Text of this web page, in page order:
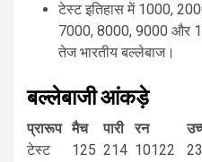
टेस्ट इतिहास में 1000,
7000, 8000, 9000 और
तेज भारतीय बल्लेबाज।
बल्लेबाजी आंकड़े
प्रारूप मैच पारी रन
टेस्ट
125 214 10122